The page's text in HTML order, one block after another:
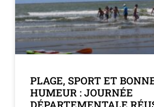
PLAGE, SPORT ET
HUMEUR : JOURNÉE